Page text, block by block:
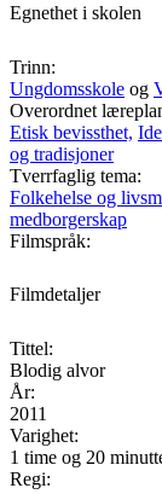
Egnethet i skolen
Trinn:
Ungdomsskole og
Overordnet
Etisk bevissthet,
og tradisjoner
Tverrfaglig tema:
Folkehelse og
medborgerskap
Filmspråk:
Filmdetaljer
Tittel:
Blodig alvor
År:
2011
Varighet:
1 time og 20
Regi: